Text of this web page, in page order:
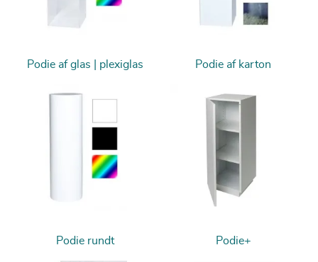
Podie af glas | plexiglas Podie af karton
Podie rundt Podie+